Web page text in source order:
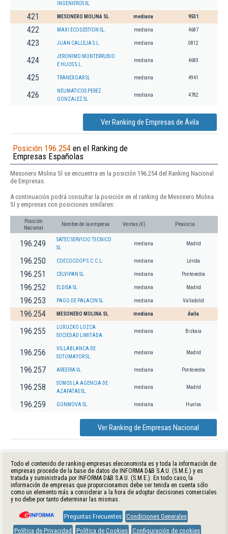
INGENIEROS SL
421 MESONERO MOLINA SL mediana 9531
422 MAXI ECOGESTION SL. mediana 4687
423 JUAN CALLEJA S.L. mediana 0812
424
JERONIMO MONTERRUBIO
E HIJOS S.L.
mediana 4683
425 TRANEXGAR SL mediana 4941
426
NEUMATICOS PEREZ
GONZALEZ SL
mediana 4782
Ver Ranking de Empresas de Ávila
Posición 196.254 en el Ranking de
Empresas Españolas
Mesonero Molina Sl se encuentra en la posición 196.254 del Ranking Nacional
de Empresas.
A continuación podrá consultar la posición en el ranking de Mesonero Molina
Sl y empresas con posiciones similares:
Posición
Nacional
Nombre de la empresa Ventas (€) Provincia
196.249
SATEC SERVICIO TECNICO
SL
mediana Madrid
196.250 COECOCOOP S.C.C.L. mediana Lérida
196.251 CELVIPAN SL mediana Pontevedra
196.252 ELDISA SL mediana Madrid
196.253 PAGO DE PALACIN SL mediana Valladolid
196.254 MESONERO MOLINA SL mediana Ávila
196.255
LUXUZKO LOZCA
SOCIEDAD LIMITADA.
mediana Bizkaia
196.256
VILLABLANCA DE
SOTOMAYOR SL.
mediana Madrid
196.257 AREEIRA SL mediana Pontevedra
196.258
SOMOS LA AGENCIA DE
AZAFATAS SL.
mediana Madrid
196.259 GONMOVA SL. mediana Huelva
Ver Ranking de Empresas Nacional
Todo el contenido de ranking-empresas.eleconomista.es y toda la información de
empresas procede de la base de datos de INFORMA D&B S.A.U. (S.M.E.) y es
tratada y suministrada por INFORMA D&B S.A.U. (S.M.E.). En todo caso, la
información de empresas que proporcionamos debe ser tenida en cuenta sólo
como un elemento más a considerar a la hora de adoptar decisiones comerciales
y no debe por tanto determinar las mismas.
Preguntas Frecuentes Condiciones Generales
Política de Privacidad
Política de Cookies Configuración de cookies